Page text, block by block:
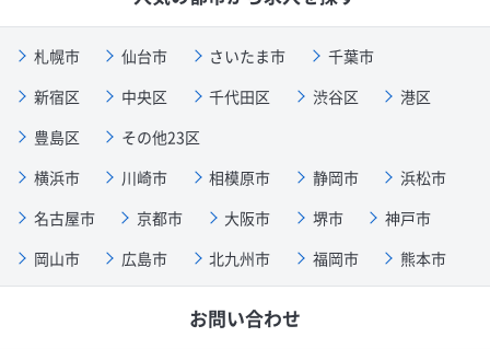
札幌市 仙台市 さいたま市
千葉市
新宿区
中央区 千代田区 渋谷区
港区
豊島区
その他23区
横浜市
川崎市 相模原市 静岡市
浜松市
名古屋市
京都市 大阪市 堺市
神戸市
岡山市
広島市 北九州市 福岡市 熊本市
お問い合わせ